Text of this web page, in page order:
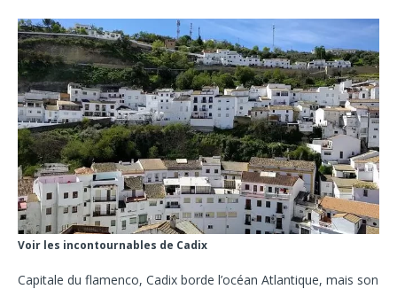
Voir les incontournables de Cadix
Capitale du flamenco, Cadix borde l’océan Atlantique, mais son